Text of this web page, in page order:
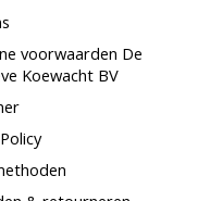
voorwaarden De
Koewacht BV